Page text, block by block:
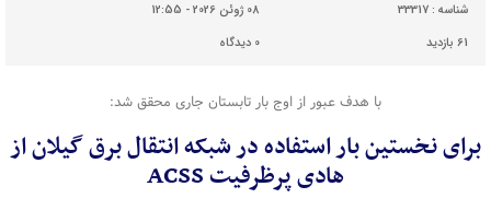
شناسه : 33317
08 ژوئن 2026 - 12:55
61 بازدید
0 دیدگاه
با هدف عبور از اوج بار تابستان جاری محقق شد:
برای نخستین بار استفاده در شبکه انتقال برق گیلان از
هادی پرظرفیت ACSS